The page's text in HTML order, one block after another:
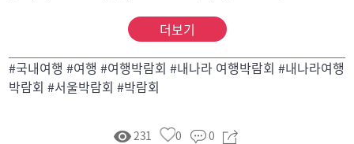
더보기
#국내여행 #여행 #여행박람회 #내나라 여행박람회 #내나라여행
박람회 #서울박람회 #박람회
231 0 0